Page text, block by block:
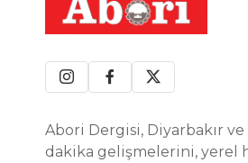
Abori Dergisi, Diyarbakır
dakika gelişmelerini, yerel